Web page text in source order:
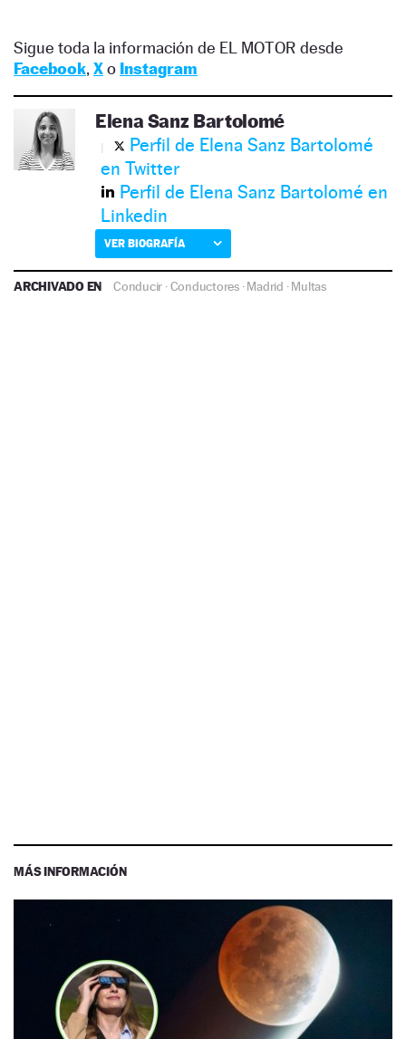
Sigue toda la información de EL MOTOR desde
Facebook, Xo Instagram
Elena Sanz Bartolomé
Perfil de Elena Sanz Bartolomé
en Twitter
Perfil de Elena Sanz Bartolomé en
Linkedin
VER BIOGRAFÍA
ARCHIVADO EN Conducir ·Conductores·Madrid ·Multas
MÁS INFORMACIÓN